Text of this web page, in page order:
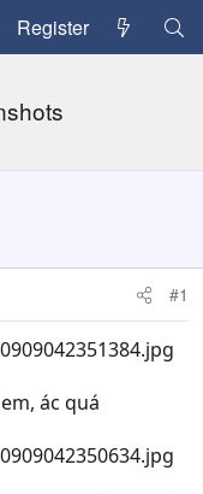
Register
#1
ác quá